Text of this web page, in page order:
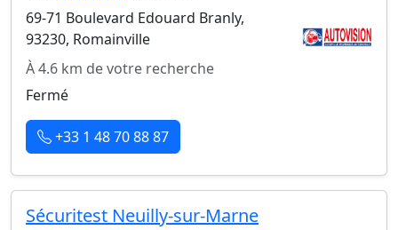
69-71 Boulevard Edouard Branly,
93230, Romainville
À 4.6 km de votre recherche
Fermé
+33 1 48 70 88 87
Sécuritest Neuilly-sur-Marne